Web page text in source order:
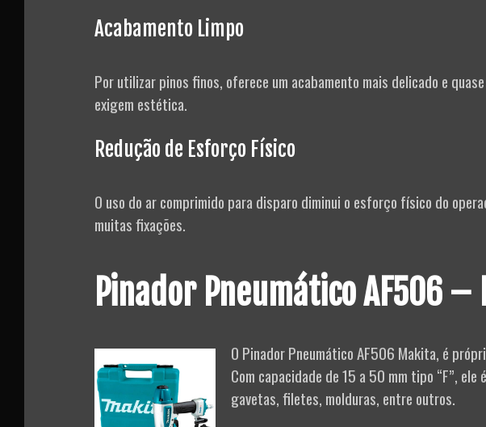
Acabamento Limpo
Por utilizar pinos finos, oferece um acabamento mais delicado e
exigem estética.
Redução de Esforço Físico
O uso do ar comprimido para disparo diminui o esforço físico do
muitas fixações.
Pinador Pneumático AF506 –
O Pinador Pneumático AF506 Makita, é
Com capacidade de 15 a 50 mm tipo “F”,
gavetas, filetes, molduras, entre outros.